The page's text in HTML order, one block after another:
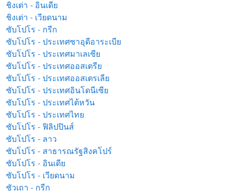
ชิงเต่า - อินเดีย
ชิงเต่า - เวียดนาม
ซับโปโร - กรีก
ซับโปโร - ประเทศซาอุดีอาระเบีย
ซับโปโร - ประเทศมาเลเซีย
ซับโปโร - ประเทศออสเตรีย
ซับโปโร - ประเทศออสเตรเลีย
ซับโปโร - ประเทศอินโดนีเซีย
ซับโปโร - ประเทศไต้หวัน
ซับโปโร - ประเทศไทย
ซับโปโร - ฟิลิปปินส์
ซับโปโร - ลาว
ซับโปโร - สาธารณรัฐสิงคโปร์
ซับโปโร - อินเดีย
ซับโปโร - เวียดนาม
ซัวเถา - กรีก